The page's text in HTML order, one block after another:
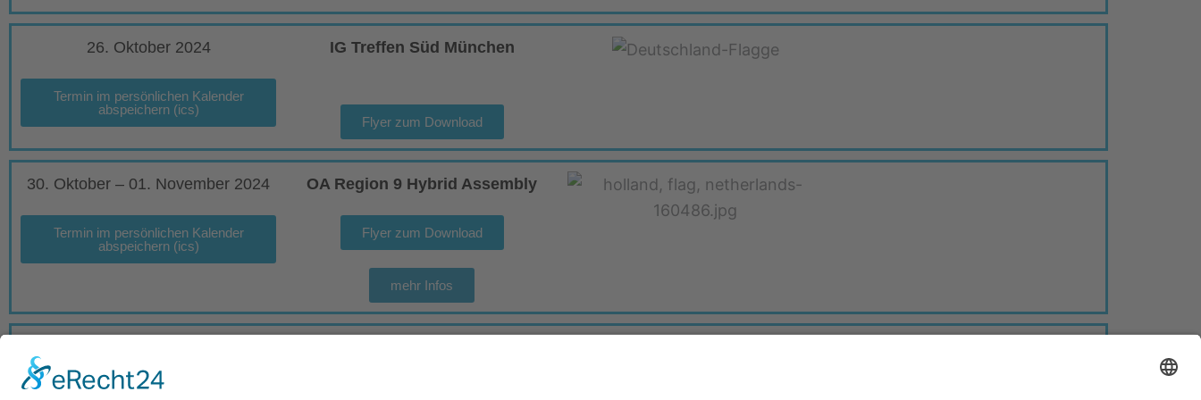
26. Oktober 2024
Termin im persönlichen Kalender
abspeichern (ics)
IG Treffen Süd München
Flyer zum Download
30. Oktober – 01. November 2024
Termin im persönlichen Kalender
abspeichern (ics)
OA Region 9 Hybrid Assembly
Flyer zum Download
mehr Infos